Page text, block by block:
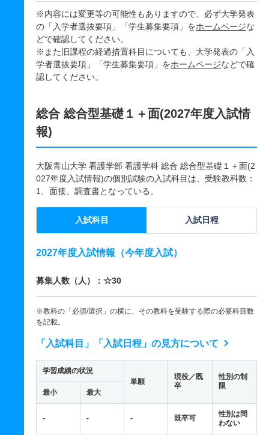
※内容には変更等の可能性もありますので、必ず大学発表
の「入学者選抜要項」「学生募集要項」をホームページな
どで確認してください。
※また旧課程の経過措置科目についても、大学発表の「入
学者選抜要項」「学生募集要項」をホームページなどで確
認してください。
総合 総合型基礎１＋面(2027年度入試情
報)
大阪青山大学 看護学部 看護学科 総合 総合型基礎１＋面(2
027年度入試情報)の個別試験の入試科目は、受験教科数：
1、面接、調査書となっている。
入試科目 入試日程
2027年度入試情報（今年度入試）
募集人数（人）：☆30
※教科の「必須/選択」の横に、その教科を受験する際の必要科目数
を記載。
「入試科目」「入試日程」の見方について
学習成績の状況
単願
現役／既
卒
性別の制
限
最小 最大
- - - 既卒可
性別は問
わない